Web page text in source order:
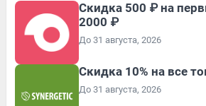
Скидка 500 ₽ на
2000 ₽
До 31 августа, 2026
Скидка 10% на все
До 31 августа, 2026